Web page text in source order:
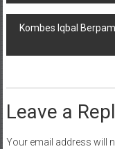
navigation
Kombes Iqbal
Leave a
Your email address will